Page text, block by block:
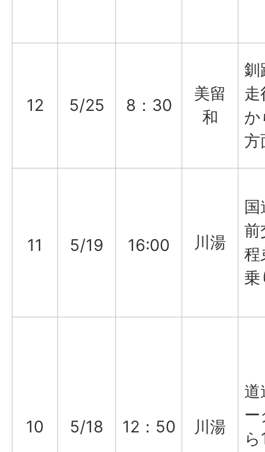
12 5/25 8：30
美留
和
釧
か
方
11 5/19 16:00 川湯
前
程
乗
10 5/18 12：50 川湯
道